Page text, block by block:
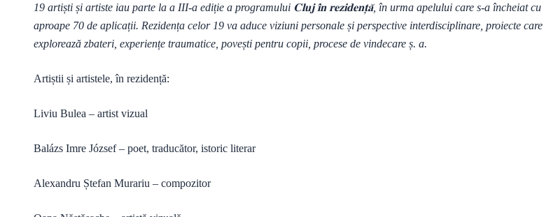
19 artiști și artiste iau parte la a III-a ediție a programului 𝐂𝐥𝐮𝐣 𝐢̂𝐧 𝐫𝐞𝐳𝐢𝐝𝐞𝐧𝐭̦𝐚̆, în urma apelului care s-a încheiat cu
aproape 70 de aplicații. Rezidența celor 19 va aduce viziuni personale și perspective interdisciplinare, proiecte care
explorează zbateri, experiențe traumatice, povești pentru copii, procese de vindecare ș. a.
Artiștii și artistele, în rezidență:
Liviu Bulea – artist vizual
Balázs Imre József – poet, traducător, istoric literar
Alexandru Ștefan Murariu – compozitor